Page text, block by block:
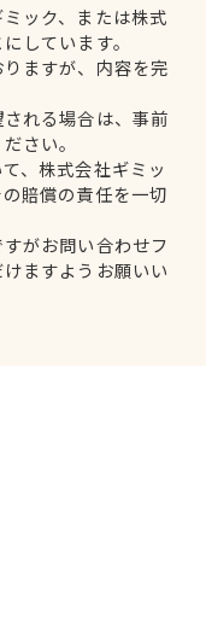
ック、または株式
しています。
ますが、内容を完
れる場合は、事前
さい。
、株式会社ギミッ
賠償の責任を一切
がお問い合わせフ
ますようお願いい